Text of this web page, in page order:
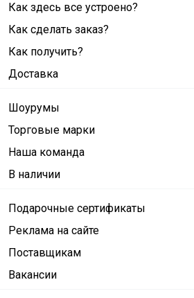
Как здесь все устроено?
Как сделать заказ?
Как получить?
Доставка
Шоурумы
Торговые марки
Наша команда
В наличии
Подарочные сертификаты
Реклама на сайте
Поставщикам
Вакансии